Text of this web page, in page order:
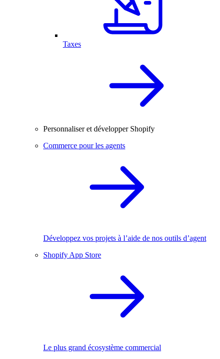
Taxes
Personnaliser et développer Shopify
Commerce pour les agents
Développez vos projets à l’aide de nos outils d’agent
Shopify App Store
Le plus grand écosystème commercial